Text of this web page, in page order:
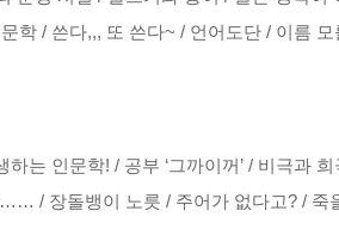
학 / 쓴다,,, 또 쓴다~ / 언어도단 / 이름
하는 인문학! / 공부 ‘그까이꺼’ / 비극과
/ 장돌뱅이 노릇 / 주어가 없다고? / 죽